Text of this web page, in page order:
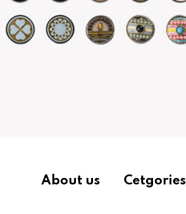
About us Cetgories